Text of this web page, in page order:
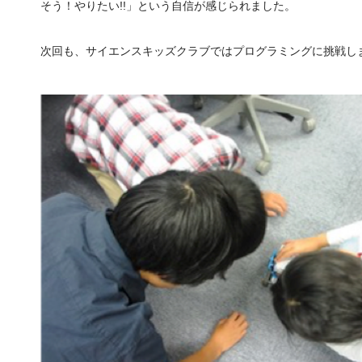
そう！やりたい!!」という自信が感じられました。
次回も、サイエンスキッズクラブではプログラミングに挑戦し